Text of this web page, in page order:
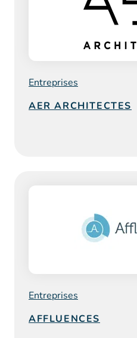
Entreprises
AER ARCHITECTES
Entreprises
AFFLUENCES